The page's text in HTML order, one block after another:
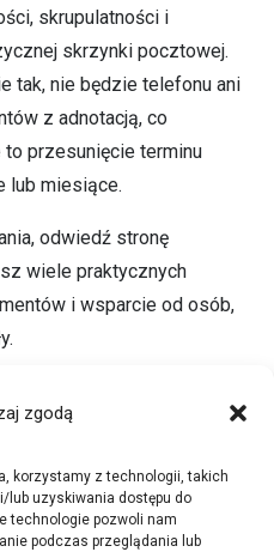
zgodą
korzystamy z technologii, takich
lub uzyskiwania dostępu do
technologie pozwoli nam
podczas przeglądania lub
skrupulatności i
skrzynki pocztowej.
tak, nie będzie telefonu ani
z adnotacją, co
przesunięcie terminu
lub miesiące.
odwiedź stronę
wiele praktycznych
i wsparcie od osób,
1100 osób!